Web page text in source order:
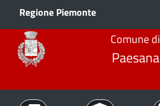
Regione Piemonte
Comune di
Paesana